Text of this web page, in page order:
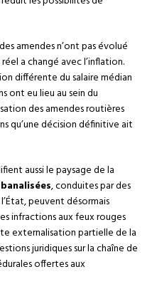
amendes n’ont pas évolué
a changé avec l’inflation.
différente du salaire médian
ont eu lieu au sein du
des amendes routières
qu’une décision définitive ait
aussi le paysage de la
, conduites par des
peuvent désormais
infractions aux feux rouges
externalisation partielle de la
juridiques sur la chaîne de
offertes aux